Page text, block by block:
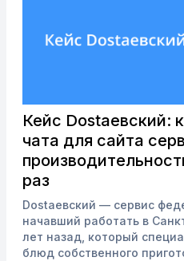
Кейс Dostaевский:
чата для сайта
раз
Dostaевский — сервис
начавший работать в
лет назад, который
блюд собственного